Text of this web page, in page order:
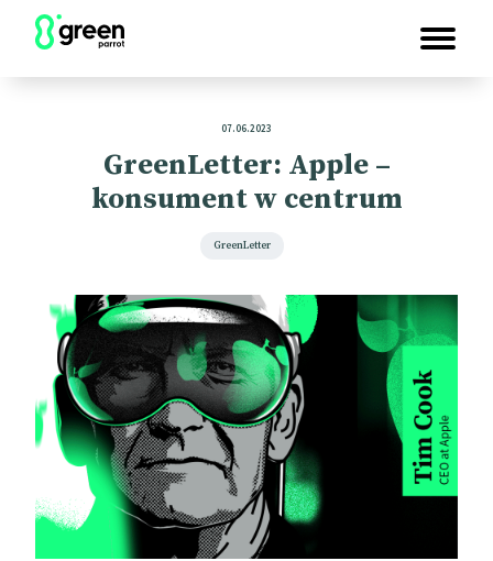
07.06.2023
GreenLetter: Apple –
konsument w centrum
GreenLetter